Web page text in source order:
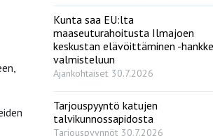
Kunta saa EU:lta
maaseuturahoitusta Ilmajoen
keskustan elävöittäminen -
valmisteluun
Ajankohtaiset 30.7.2026
Tarjouspyyntö katujen
talvikunnossapidosta
Tarjouspyynnöt 30.7.2026